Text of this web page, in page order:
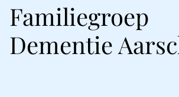
Familiegroep
Dementie